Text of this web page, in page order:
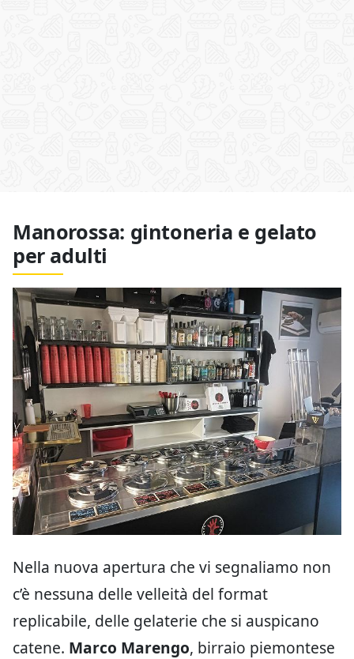
Manorossa: gintoneria e gelato
per adulti
Nella nuova apertura che vi segnaliamo non
c’è nessuna delle velleità del format
replicabile, delle gelaterie che si auspicano
catene. Marco Marengo, birraio piemontese